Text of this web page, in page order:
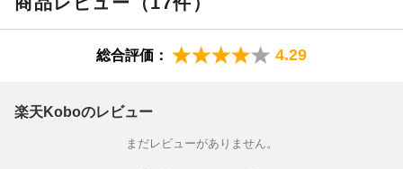
総合評価： 4.29
楽天Koboのレビュー
まだレビューがありません。